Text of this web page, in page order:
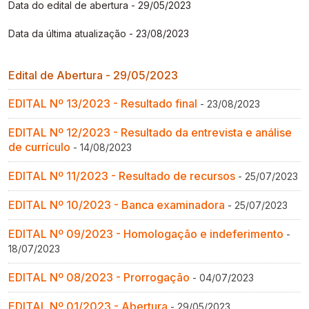
Data do edital de abertura - 29/05/2023
Data da última atualização - 23/08/2023
Edital de Abertura - 29/05/2023
EDITAL Nº 13/2023 - Resultado final - 23/08/2023
EDITAL Nº 12/2023 - Resultado da entrevista e análise
de currículo - 14/08/2023
EDITAL Nº 11/2023 - Resultado de recursos - 25/07/2023
EDITAL Nº 10/2023 - Banca examinadora - 25/07/2023
EDITAL Nº 09/2023 - Homologação e indeferimento -
18/07/2023
EDITAL Nº 08/2023 - Prorrogação - 04/07/2023
- 29/05/2023
Gestão de Ambientes Promotores de Inovação
Aprendizagem [PDE]
Docência na Educação Infantil [DINF]
Gestão Escolar [GESC]
Gestão de Ambientes Promotores de Inovação
Aprendizagem [PDE]
Docência na Educação Infantil [DINF]
Gestão Escolar [GESC]
Gestão de Ambientes Promotores de Inovação
Aprendizagem [PDE]
Docência na Educação Infantil [DINF]
Gestão Escolar [GESC]
Gestão de Ambientes Promotores de Inovação
Aprendizagem [PDE]
Docência na Educação Infantil [DINF]
Gestão Escolar [GESC]
Gestão de Ambientes Promotores de Inovação
Aprendizagem [PDE]
Docência na Educação Infantil [DINF]
Gestão Escolar [GESC]